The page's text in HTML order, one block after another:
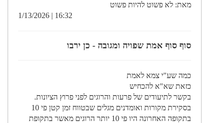
מאת: לא פשוט להיות פשוט
16:32 | 1/13/2026
סוף סוף אמת שפויה ומגובה - כן ירבו
כמה שע"י צמא לאמת
כזאת שא"א להכחיש
בקשר לתיעודים של פרעות והרוגים לפני פרוץ הציונות.
בסקירת מקורות ואומדנים מגלים שבטווח זמן קטן פי 10
בתקופה האחרונה היו פי 10 יותר הרוגים מאשר בתקופת